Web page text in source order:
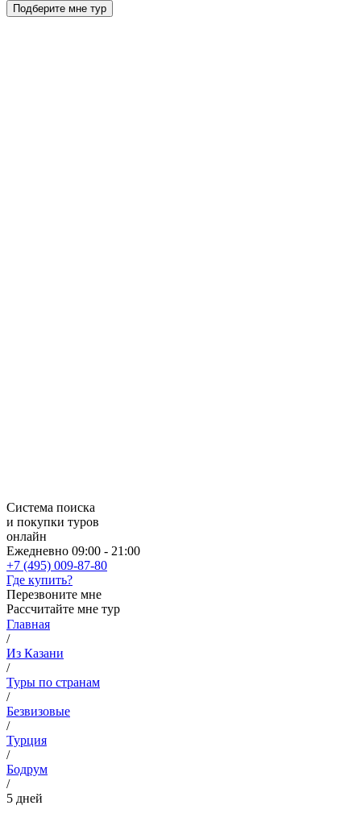
Подберите мне тур
Система поиска
и покупки туров
онлайн
Ежедневно 09:00 - 21:00
+7 (495) 009-87-80
Где купить?
Перезвоните мне
Рассчитайте мне тур
Главная
/
Из Казани
/
Туры по странам
/
Безвизовые
/
Турция
/
Бодрум
/
5 дней